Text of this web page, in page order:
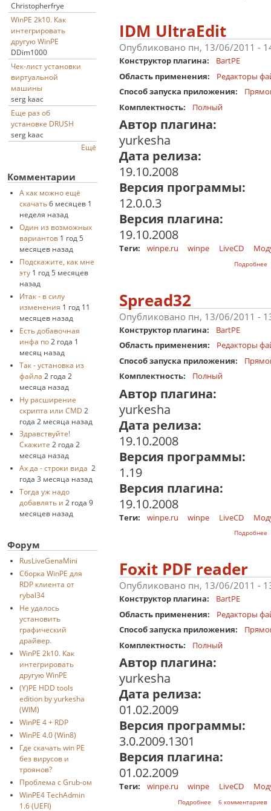
Christopherfrye
WinPE 2k10. Как
интегрировать
другую WinPE
DDim1000
Чек-лист установки
виртуальной
машины
serg kaac
Еще раз об
установке DRUSH
serg kaac
Ещё
Комментарии
А как можно ещё
скачать 6 месяцев 1
неделя назад
Один из возможных
вариантов 1 год 5
месяцев назад
Подскажите, как мне
эту 1 год 5 месяцев
назад
Итак - в силу
изменения 1 год 11
месяцев назад
Есть добавочная
инфа по 2 года 1
месяц назад
Так - установка из
файла 2 года 2
месяца назад
Ну расширение
скрипта или CMD 2
года 2 месяца назад
Здравствуйте!
Скажите 2 года 2
месяца назад
Ах да - строки вида 2
года 3 месяца назад
Тогда уж надо
добавлять и 2 года 9
месяцев назад
Форум
RusLiveGenaMini
Cборка WinPE для
RDP клиента от
rybal34
Не удалось
установить
графический
драйвер.
WinPE 2k10. Как
интегрировать
другую WinPE
(Y)PE HDD tools
edition by yurkesha
(WIM)
WinPE 4 + RDP
WinPE 4.0 (Win8)
Где скачать win PE
без вирусов и
троянов?
Проблема с Grub-ом
WinPE4 TechAdmin
1.6 (UEFI)
IDM UltraEdit
Опубликовано пн, 13/06/2011 -
Конструктор плагина:
BartPE
Область применения:
Редакторы
Способ запуска приложения:
Комплектность:
Полный
Автор плагина:
yurkesha
Дата релиза:
19.10.2008
Версия программы:
12.0.0.3
Версия плагина:
19.10.2008
Теги: winpe.ru winpe LiveCD
Подробнее
Spread32
Опубликовано пн, 13/06/2011 -
Конструктор плагина:
BartPE
Область применения:
Редакторы
Способ запуска приложения:
Комплектность:
Полный
Автор плагина:
yurkesha
Дата релиза:
19.10.2008
Версия программы:
1.19
Версия плагина:
19.10.2008
Теги: winpe.ru winpe LiveCD
Подробнее
Foxit PDF reader
Опубликовано пн, 13/06/2011 -
Конструктор плагина:
BartPE
Область применения:
Редакторы
Способ запуска приложения:
Комплектность:
Полный
Автор плагина:
yurkesha
Дата релиза:
01.02.2009
Версия программы:
3.0.2009.1301
Версия плагина:
01.02.2009
Теги: winpe.ru winpe LiveCD
Подробнее о Foxit PDF reader
6 комментариев